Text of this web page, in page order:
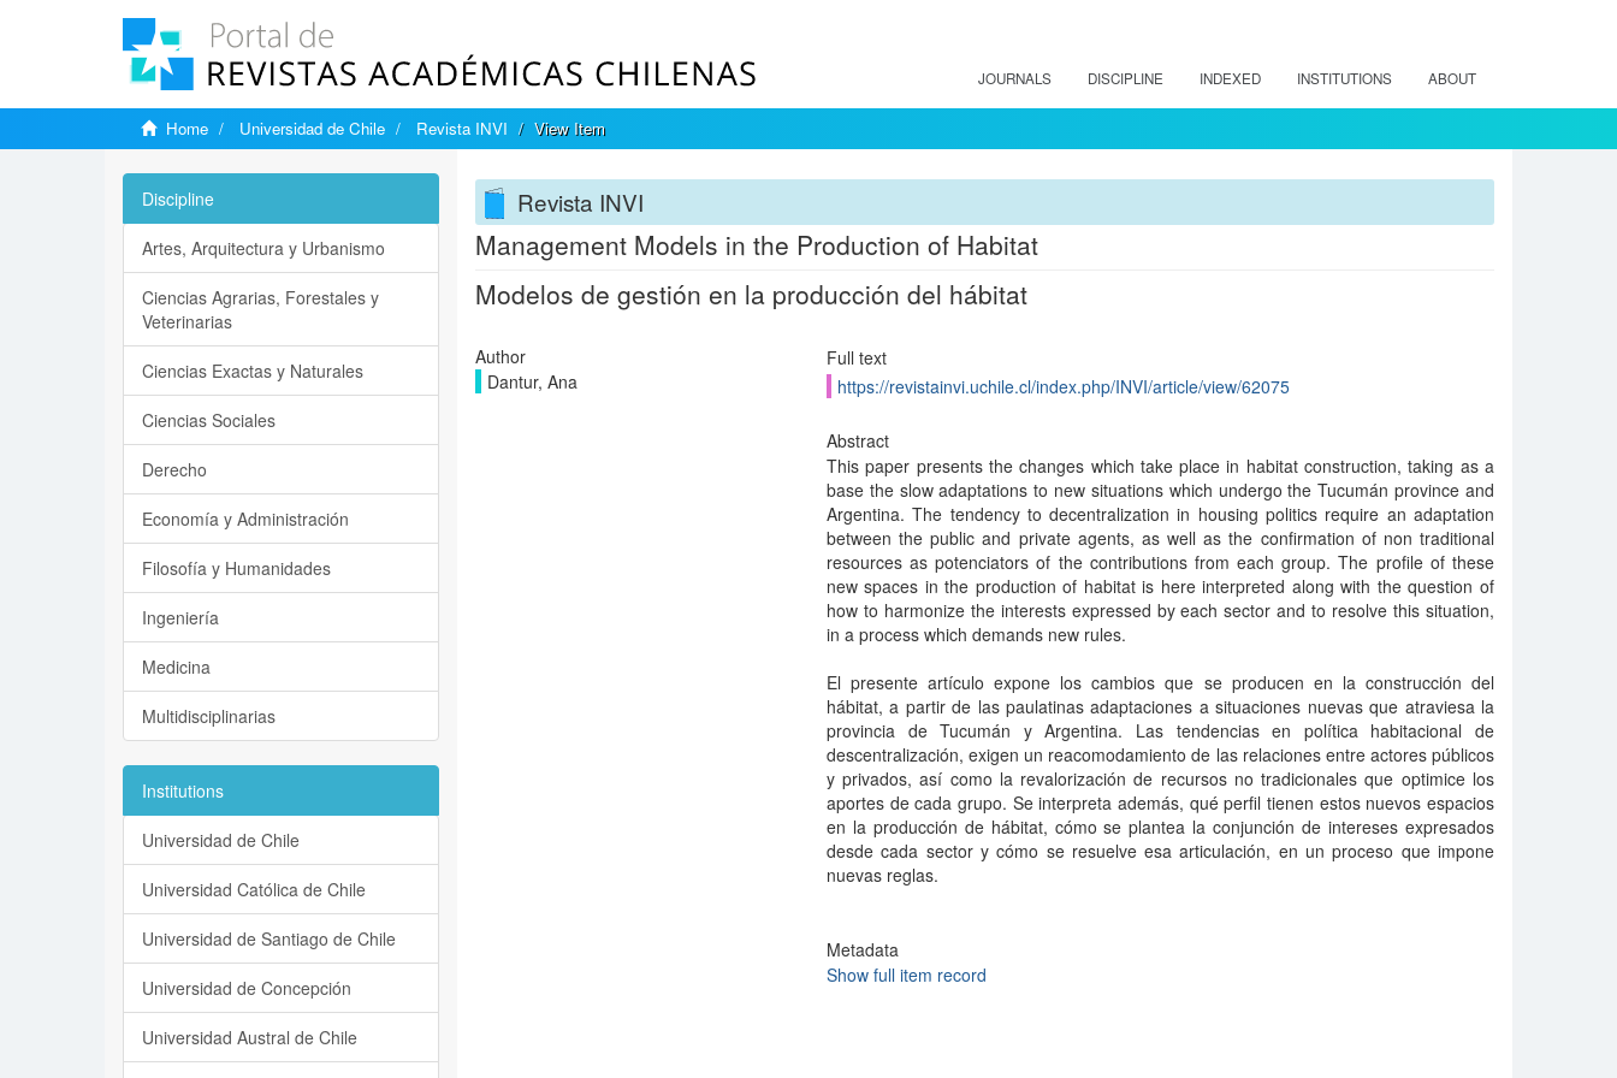
JOURNALS DISCIPLINE INDEXED INSTITUTIONS ABOUT
Home Universidad de Chile Revista INVI View Item
Revista INVI
Management Models in the Production of Habitat
Modelos de gestión en la producción del hábitat
Author
Dantur, Ana
Full text
https://revistainvi.uchile.cl/index.php/INVI/article/view/62075
Abstract
This paper presents the changes which take place in habitat construction, taking as a
base the slow adaptations to new situations which undergo the Tucumán province and
Argentina. The tendency to decentralization in housing politics require an adaptation
between the public and private agents, as well as the confirmation of non traditional
resources as potenciators of the contributions from each group. The profile of these
new spaces in the production of habitat is here interpreted along with the question of
how to harmonize the interests expressed by each sector and to resolve this situation,
in a process which demands new rules.
El presente artículo expone los cambios que se producen en la construcción del
hábitat, a partir de las paulatinas adaptaciones a situaciones nuevas que atraviesa la
provincia de Tucumán y Argentina. Las tendencias en política habitacional de
descentralización, exigen un reacomodamiento de las relaciones entre actores públicos
y privados, así como la revalorización de recursos no tradicionales que optimice los
aportes de cada grupo. Se interpreta además, qué perfil tienen estos nuevos espacios
en la producción de hábitat, cómo se plantea la conjunción de intereses expresados
desde cada sector y cómo se resuelve esa articulación, en un proceso que impone
nuevas reglas.
Metadata
Show full item record
Discipline
Artes, Arquitectura y Urbanismo
Ciencias Agrarias, Forestales y
Veterinarias
Ciencias Exactas y Naturales
Ciencias Sociales
Derecho
Economía y Administración
Filosofía y Humanidades
Ingeniería
Medicina
Multidisciplinarias
Institutions
Universidad de Chile
Universidad Católica de Chile
Universidad de Santiago de Chile
Universidad de Concepción
Universidad Austral de Chile